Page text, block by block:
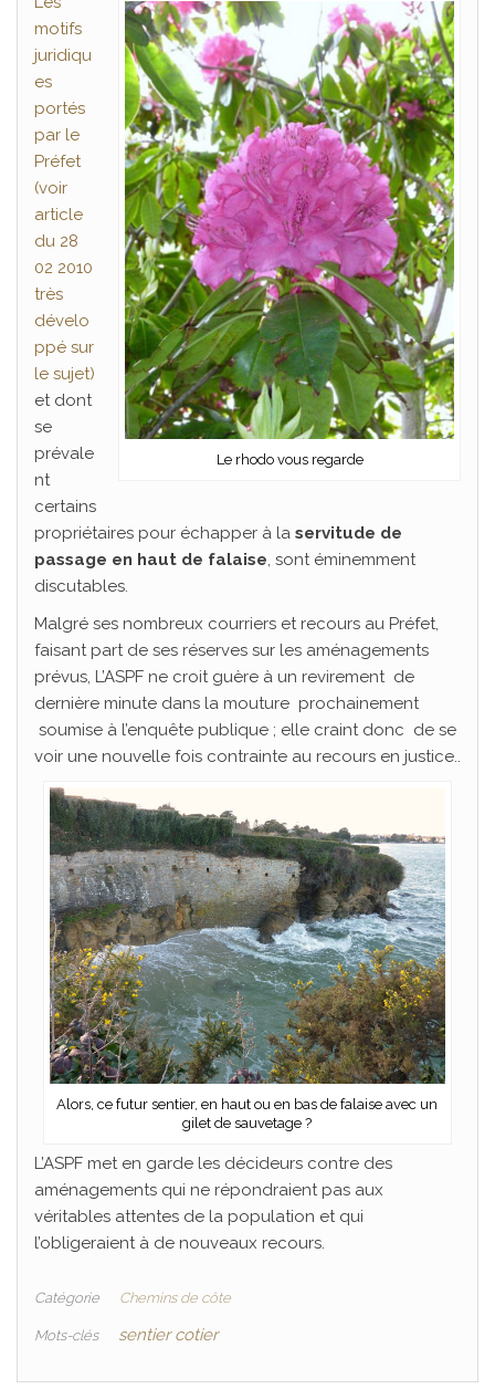
Le rhodo vous regarde
motifs
juridiqu
es
portés
par le
Préfet
(voir
article
du 28
02 2010
très
dévelo
ppé sur
le sujet)
et dont
se
prévale
nt
certains
propriétaires pour échapper à la servitude de
passage en haut de falaise, sont éminemment
discutables.
Malgré ses nombreux courriers et recours au Préfet,
faisant part de ses réserves sur les aménagements
prévus, L’ASPF ne croit guère à un revirement de
dernière minute dans la mouture prochainement
soumise à l’enquête publique ; elle craint donc de se
voir une nouvelle fois contrainte au recours en justice..
Alors, ce futur sentier, en haut ou en bas de falaise avec un
gilet de sauvetage ?
L’ASPF met en garde les décideurs contre des
aménagements qui ne répondraient pas aux
véritables attentes de la population et qui
l’obligeraient à de nouveaux recours.
Catégorie Chemins de côte
Mots-clés sentier cotier